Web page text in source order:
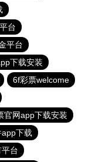
台
平台
下载安装
6f彩票welcome
官网app下载安装
下载
台